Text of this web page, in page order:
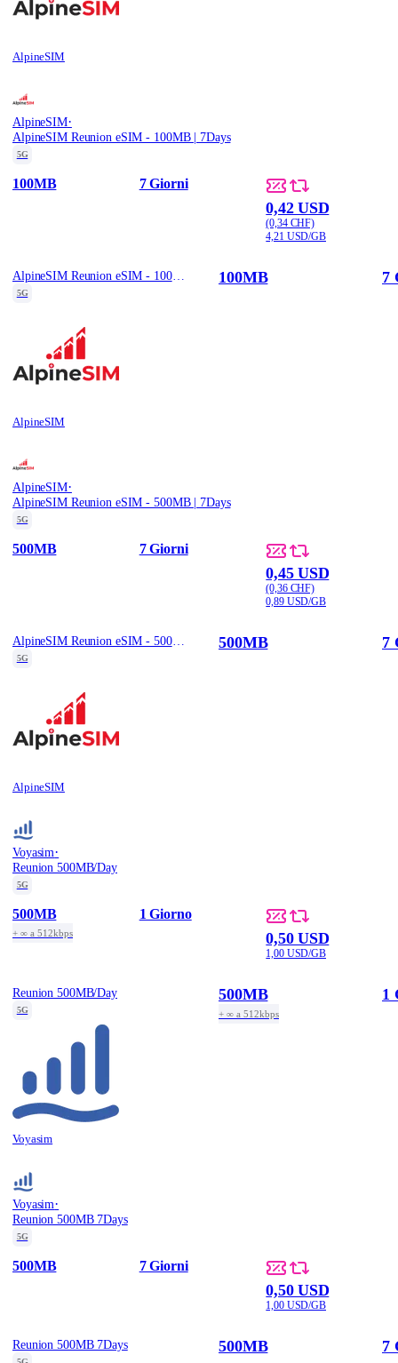
AlpineSIM
AlpineSIM·
AlpineSIM Reunion eSIM - 100MB | 7Days
5G
100MB 7 Giorni
0,42 USD
(0,34 CHF)
4,21 USD/GB
AlpineSIM Reunion eSIM - 100MB | 7Days
5G
AlpineSIM
100MB 7
AlpineSIM·
AlpineSIM Reunion eSIM - 500MB | 7Days
5G
500MB 7 Giorni
0,45 USD
(0,36 CHF)
0,89 USD/GB
AlpineSIM Reunion eSIM - 500MB | 7Days
5G
AlpineSIM
500MB 7
Voyasim·
Reunion 500MB/Day
5G
500MB
+ ∞ a 512kbps
1 Giorno
0,50 USD
1,00 USD/GB
Reunion 500MB/Day
5G
Voyasim
500MB
+ ∞ a 512kbps
1
Voyasim·
Reunion 500MB 7Days
5G
500MB 7 Giorni
0,50 USD
1,00 USD/GB
Reunion 500MB 7Days 500MB 7